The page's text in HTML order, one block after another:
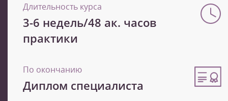
Длительность курса
3-6 недель/48 ак. часов
практики
По окончанию
Диплом специалиста